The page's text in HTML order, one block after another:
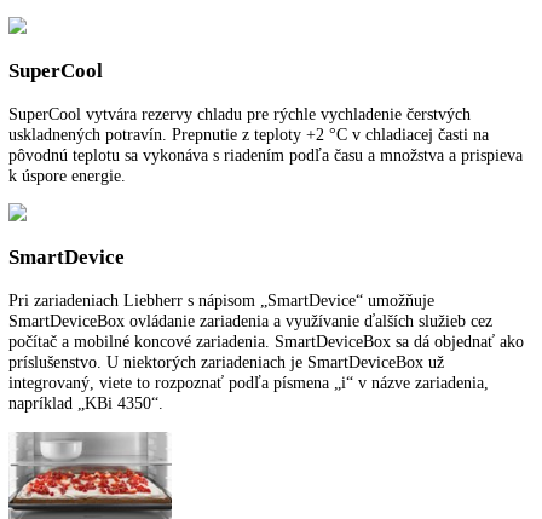
Zabudovaná chladnička
Rozmery výklenku (VxŠxH):
SuperCool:
Počet priečinkov BioFresh:
Spotreba energie za rok:114,20 kWh/ročne
Pre viac informácií o 5 ročnej záruke na
LIEBHERRkliknite tu .
Ďalšie informácie
K stiahnutiu
SuperCool
SuperCool vytvára rezervy chladu pre rýchle vychladenie čerstvých
uskladnených potravín. Prepnutie z teploty +2 °C v chladiacej časti